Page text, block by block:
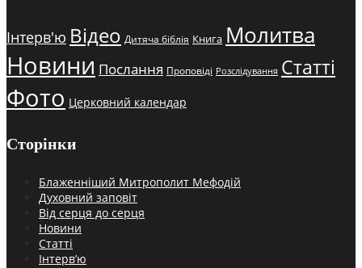
Інтерв'ю Відео Дитяча біблія Книга Молитва
Новини Послання Проповіді Розслідування Статті
Фото Церковний календар
Сторінки
Блаженніший Митрополит Мефодій
Духовний заповіт
Від серця до серця
Новини
Статті
Інтерв’ю